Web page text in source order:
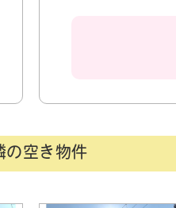
の空き物件